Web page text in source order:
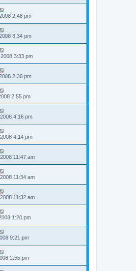
2:48 pm
8:34 pm
3:33 pm
2:36 pm
2:55 pm
4:16 pm
4:14 pm
11:47 am
11:34 am
11:32 am
1:20 pm
9:21 pm
2:55 pm